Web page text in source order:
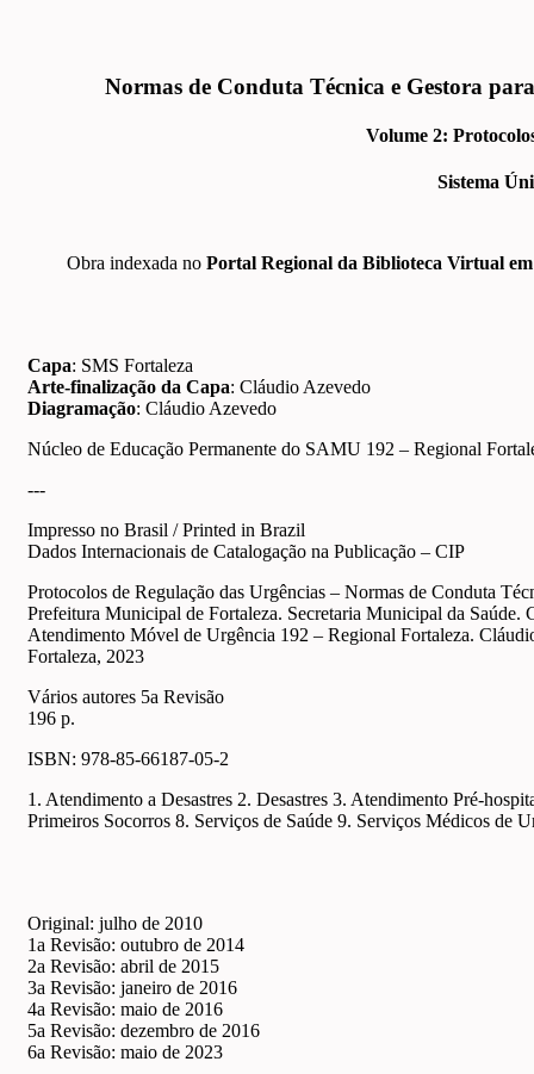
Normas de Conduta Técnica e Gestora
Volume 2:
Sistema
Obra indexada no Portal Regional da Biblioteca Virtual em
Capa: SMS Fortaleza
Arte-finalização da Capa: Cláudio Azevedo
Diagramação: Cláudio Azevedo
Núcleo de Educação Permanente do SAMU 192 – Regional
---
Impresso no Brasil / Printed in Brazil
Dados Internacionais de Catalogação na Publicação – CIP
Protocolos de Regulação das Urgências – Normas de Conduta
Prefeitura Municipal de Fortaleza. Secretaria Municipal da Saúde.
Atendimento Móvel de Urgência 192 – Regional Fortaleza.
Fortaleza, 2023
Vários autores 5a Revisão
196 p.
ISBN: 978-85-66187-05-2
1. Atendimento a Desastres 2. Desastres 3. Atendimento Pré-
Primeiros Socorros 8. Serviços de Saúde 9. Serviços Médicos de
Original: julho de 2010
1a Revisão: outubro de 2014
2a Revisão: abril de 2015
3a Revisão: janeiro de 2016
4a Revisão: maio de 2016
5a Revisão: dezembro de 2016
6a Revisão: maio de 2023